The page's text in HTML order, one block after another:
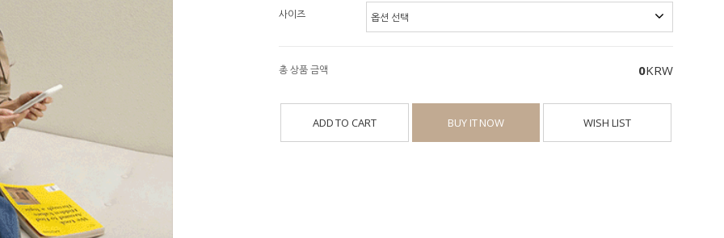
사이즈
총 상품 금액 0KRW
ADD TO CART BUY IT NOW WISH LIST